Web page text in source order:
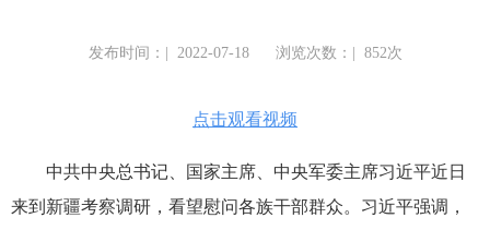
发布时间：| 2022-07-18 浏览次数：| 852次
点击观看视频
中共中央总书记、国家主席、中央军委主席习近平近日
来到新疆考察调研，看望慰问各族干部群众。习近平强调，